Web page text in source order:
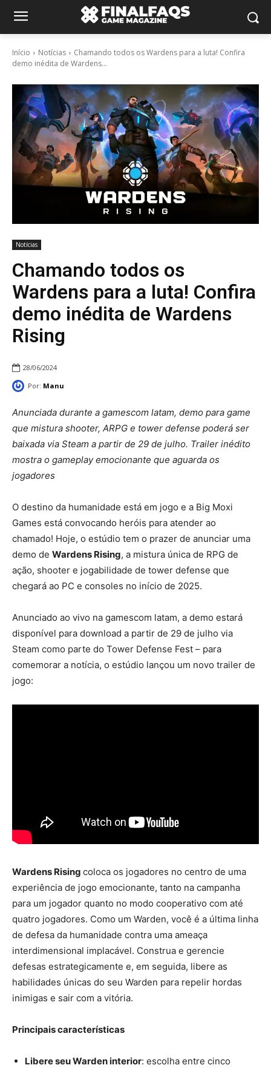
Início Notícias
Chamando todos os Wardens para a luta! Confira
demo inédita de Wardens...
Notícias
Chamando todos os
Wardens para a luta! Confira
demo inédita de Wardens
Rising
28/06/2024
Por: Manu
Anunciada durante a gamescom latam, demo para game
que mistura shooter, ARPG e tower defense poderá ser
baixada via Steam a partir de 29 de julho. Trailer inédito
mostra o gameplay emocionante que aguarda os
jogadores
O destino da humanidade está em jogo e a Big Moxi
Games está convocando heróis para atender ao
chamado! Hoje, o estúdio tem o prazer de anunciar uma
demo de Wardens Rising, a mistura única de RPG de
ação, shooter e jogabilidade de tower defense que
chegará ao PC e consoles no início de 2025.
Anunciado ao vivo na gamescom latam, a demo estará
disponível para download a partir de 29 de julho via
Steam como parte do Tower Defense Fest – para
comemorar a notícia, o estúdio lançou um novo trailer de
jogo:
Wardens Rising coloca os jogadores no centro de uma
experiência de jogo emocionante, tanto na campanha
para um jogador quanto no modo cooperativo com até
quatro jogadores. Como um Warden, você é a última linha
de defesa da humanidade contra uma ameaça
interdimensional implacável. Construa e gerencie
defesas estrategicamente e, em seguida, libere as
habilidades únicas do seu Warden para repelir hordas
inimigas e sair com a vitória.
Principais características
Libere seu Warden interior: escolha entre cinco